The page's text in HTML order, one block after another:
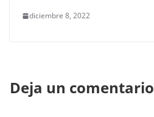
diciembre 8, 2022
Deja un comentario